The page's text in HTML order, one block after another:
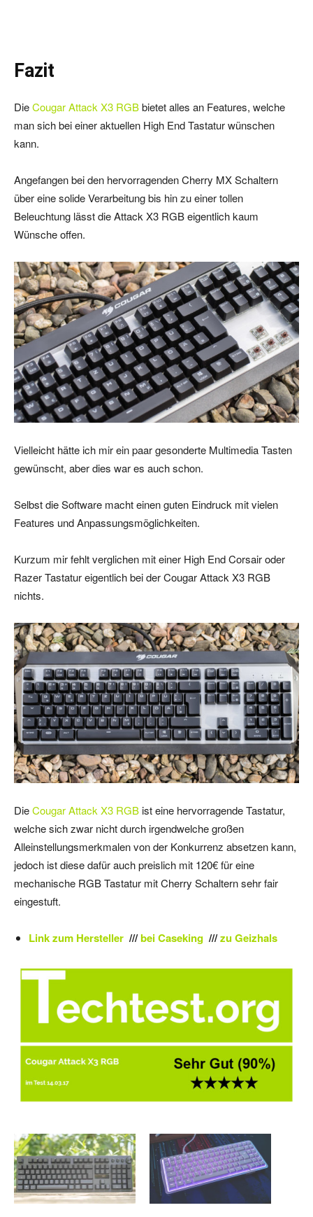
Fazit
DieCougar Attack X3 RGBbietet alles an Features, welche
man sich bei einer aktuellen High End Tastatur wünschen
kann.
Angefangen bei den hervorragenden Cherry MX Schaltern
über eine solide Verarbeitung bis hin zu einer tollen
Beleuchtung lässt die Attack X3 RGB eigentlich kaum
Wünsche offen.
Vielleicht hätte ich mir ein paar gesonderte Multimedia Tasten
gewünscht, aber dies war es auch schon.
Selbst die Software macht einen guten Eindruck mit vielen
Features und Anpassungsmöglichkeiten.
Kurzum mir fehlt verglichen mit einer High End Corsair oder
Razer Tastatur eigentlich bei der Cougar Attack X3 RGB
nichts.
DieCougar Attack X3 RGBist eine hervorragende Tastatur,
welche sich zwar nicht durch irgendwelche großen
Alleinstellungsmerkmalen von der Konkurrenz absetzen kann,
jedoch ist diese dafür auch preislich mit 120€ für eine
mechanische RGB Tastatur mit Cherry Schaltern sehr fair
eingestuft.
Link zum Hersteller ///bei Caseking ///zu Geizhals